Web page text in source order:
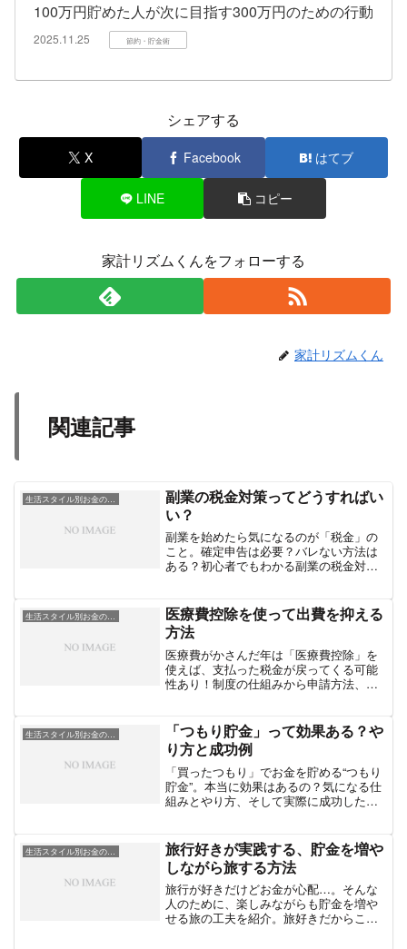
100万円貯めた人が次に目指す300万円のための行動
2025.11.25 節約・貯金術
シェアする
X Facebook はてブ
LINE コピー
家計リズムくんをフォローする
家計リズムくん
関連記事
生活スタイル別お金の工夫
副業の税金対策ってどうすればい
い？
副業を始めたら気になるのが「税金」の
こと。確定申告は必要？バレない方法は
ある？初心者でもわかる副業の税金対策
生活スタイル別お金の工夫
医療費控除を使って出費を抑える
方法
医療費がかさんだ年は「医療費控除」を
使えば、支払った税金が戻ってくる可能
性あり！制度の仕組みから申請方法、節
生活スタイル別お金の工夫
「つもり貯金」って効果ある？や
り方と成功例
「買ったつもり」でお金を貯める“つもり
貯金”。本当に効果はあるの？気になる仕
組みとやり方、そして実際に成功した人
生活スタイル別お金の工夫
旅行好きが実践する、貯金を増や
しながら旅する方法
旅行が好きだけどお金が心配…。そんな
人のために、楽しみながらも貯金を増や
せる旅の工夫を紹介。旅好きだからこそ